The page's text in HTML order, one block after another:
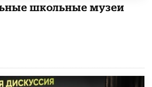
школьные музеи